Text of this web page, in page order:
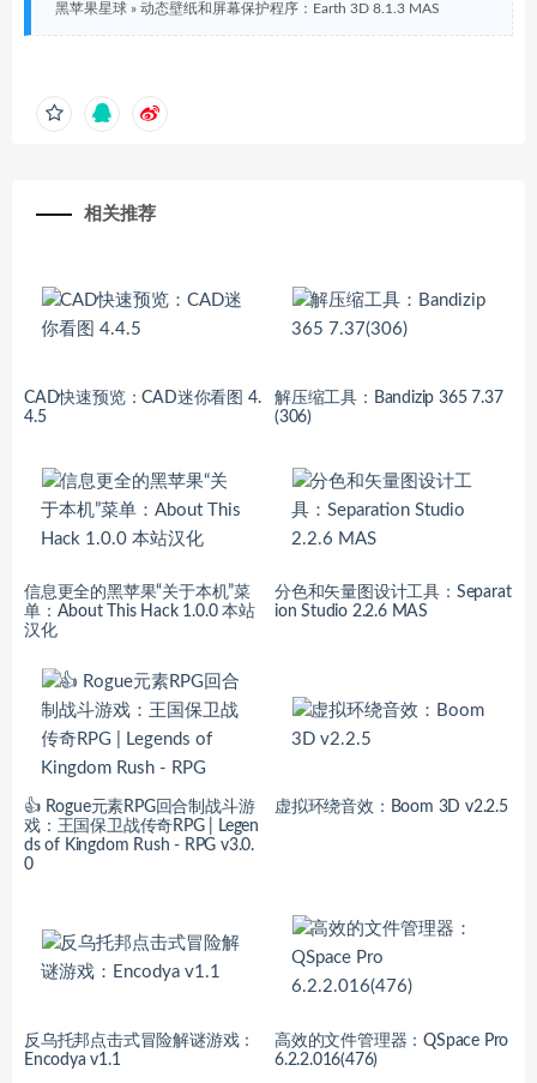
黑苹果星球 » 动态壁纸和屏幕保护程序：Earth 3D 8.1.3 MAS
相关推荐
CAD快速预览：CAD迷你看图 4.
4.5
解压缩工具：Bandizip 365 7.37
(306)
信息更全的黑苹果“关于本机”菜
单：About This Hack 1.0.0 本站
汉化
分色和矢量图设计工具：Separat
ion Studio 2.2.6 MAS
👍 Rogue元素RPG回合制战斗游
戏：王国保卫战传奇RPG | Legen
ds of Kingdom Rush - RPG v3.0.
0
虚拟环绕音效：Boom 3D v2.2.5
反乌托邦点击式冒险解谜游戏：
Encodya v1.1
高效的文件管理器：QSpace Pro
6.2.2.016(476)